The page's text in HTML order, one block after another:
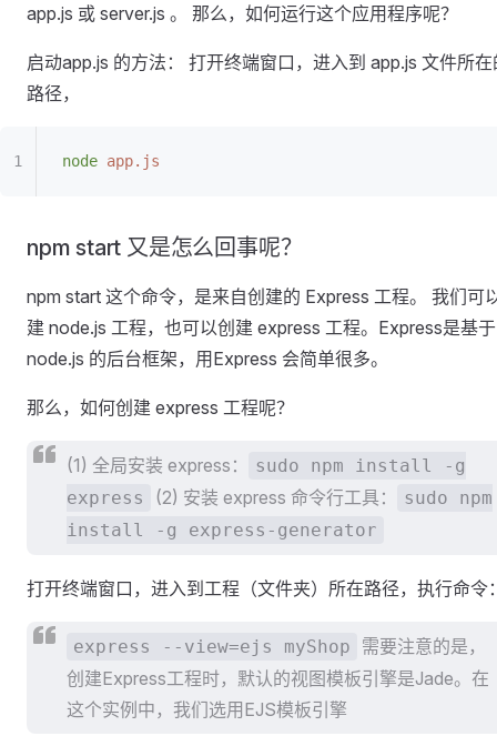
app.js 或 server.js 。 那么，如何运行这个应用程序呢？
启动app.js 的方法： 打开终端窗口，进入到 app.js 文件所在
路径，
node app.js
npm start 又是怎么回事呢？
npm start 这个命令，是来自创建的 Express 工程。 我们可
建 node.js 工程，也可以创建 express 工程。Express是基于
node.js 的后台框架，用Express 会简单很多。
那么，如何创建 express 工程呢？
(1) 全局安装 express：
sudo npm install -g
express
(2) 安装 express 命令行工具：
sudo npm
install -g express-generator
打开终端窗口，进入到工程（文件夹）所在路径，执行命令
express --view=ejs myShop
需要注意的是，
创建Express工程时，默认的视图模板引擎是Jade。在
这个实例中，我们选用EJS模板引擎